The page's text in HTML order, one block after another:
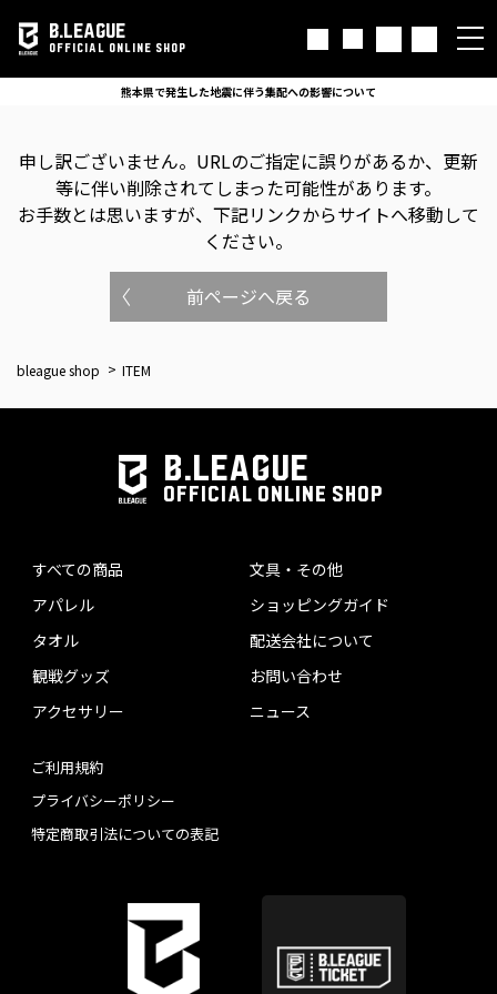
B.LEAGUE
OFFICIAL ONLINE SHOP
熊本県で発生した地震に伴う集配への影響について
申し訳ございません。 URLのご指定に誤りがあるか、更新
等に伴い削除されてしまった可能性があります。
お手数とは思いますが、下記リンクからサイトへ移動して
ください。
前ページへ戻る
bleague shop ITEM
B.LEAGUE
OFFICIAL ONLINE SHOP
すべての商品
アパレル
タオル
観戦グッズ
アクセサリー
文具・その他
ショッピングガイド
配送会社について
お問い合わせ
ニュース
ご利用規約
プライバシーポリシー
特定商取引法についての表記